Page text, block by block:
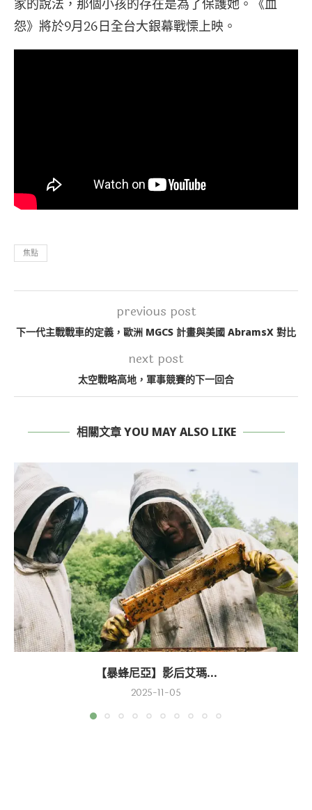
家的說法，那個小孩的存在是為了保護她。《血
怨》將於9月26日全台大銀幕戰慄上映。
焦點
previous post
下一代主戰戰車的定義，歐洲 MGCS 計畫與美國 AbramsX 對比
next post
太空戰略高地，軍事競賽的下一回合
相關文章 YOU MAY ALSO LIKE
【暴蜂尼亞】影后艾瑪...
2025-11-05